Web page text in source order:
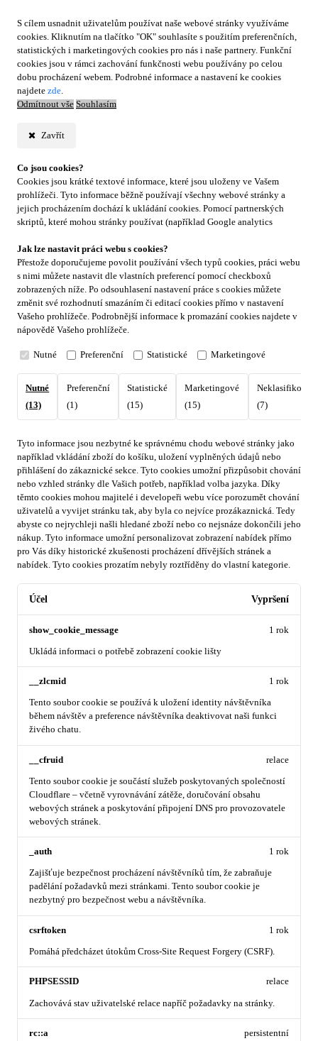
S cílem usnadnit uživatelům používat naše webové stránky využíváme
cookies. Kliknutím na tlačítko "OK" souhlasíte s použitím preferenčních,
statistických i marketingových cookies pro nás i naše partnery. Funkční
cookies jsou v rámci zachování funkčnosti webu používány po celou
dobu procházení webem. Podrobné informace a nastavení ke cookies
najdete zde.
Odmítnout vše Souhlasím
Zavřít
Co jsou cookies?
Cookies jsou krátké textové informace, které jsou uloženy ve Vašem
prohlížeči. Tyto informace běžně používají všechny webové stránky a
jejich procházením dochází k ukládání cookies. Pomocí partnerských
skriptů, které mohou stránky používat (například Google analytics
Jak lze nastavit práci webu s cookies?
Přestože doporučujeme povolit používání všech typů cookies, práci webu
s nimi můžete nastavit dle vlastních preferencí pomocí checkboxů
zobrazených níže. Po odsouhlasení nastavení práce s cookies můžete
změnit své rozhodnutí smazáním či editací cookies přímo v nastavení
Vašeho prohlížeče. Podrobnější informace k promazání cookies najdete v
nápovědě Vašeho prohlížeče.
Nutné Preferenční Statistické Marketingové
Nutné
(13)
Preferenční
(1)
Statistické
(15)
Marketingové
(15)
(7)
Tyto informace jsou nezbytné ke správnému chodu webové stránky jako
například vkládání zboží do košíku, uložení vyplněných údajů nebo
přihlášení do zákaznické sekce. Tyto cookies umožní přizpůsobit chování
nebo vzhled stránky dle Vašich potřeb, například volba jazyka. Díky
těmto cookies mohou majitelé i developeři webu více porozumět chování
uživatelů a vyvijet stránku tak, aby byla co nejvíce prozákaznická. Tedy
abyste co nejrychleji našli hledané zboží nebo co nejsnáze dokončili jeho
nákup. Tyto informace umožní personalizovat zobrazení nabídek přímo
pro Vás díky historické zkušenosti procházení dřívějších stránek a
nabídek. Tyto cookies prozatím nebyly roztříděny do vlastní kategorie.
Účel Vypršení
show_cookie_message
Ukládá informaci o potřebě zobrazení cookie lišty
1 rok
__zlcmid
Tento soubor cookie se používá k uložení identity návštěvníka
během návštěv a preference návštěvníka deaktivovat naši funkci
živého chatu.
1 rok
__cfruid
Tento soubor cookie je součástí služeb poskytovaných společností
Cloudflare – včetně vyrovnávání zátěže, doručování obsahu
webových stránek a poskytování připojení DNS pro provozovatele
webových stránek.
relace
_auth
Zajišťuje bezpečnost procházení návštěvníků tím, že zabraňuje
padělání požadavků mezi stránkami. Tento soubor cookie je
nezbytný pro bezpečnost webu a návštěvníka.
1 rok
csrftoken
Pomáhá předcházet útokům Cross-Site Request Forgery (CSRF).
1 rok
PHPSESSID
Zachovává stav uživatelské relace napříč požadavky na stránky.
relace
rc::a persistentní